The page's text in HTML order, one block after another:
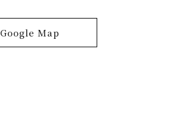
Google Map